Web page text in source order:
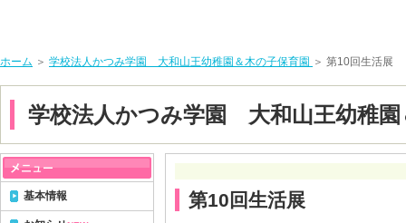
ホーム ＞ 学校法人かつみ学園 大和山王幼稚園＆木の子保育園 ＞ 第10回生活展
学校法人かつみ学園 大和山王幼稚園
第10回生活展
基本情報